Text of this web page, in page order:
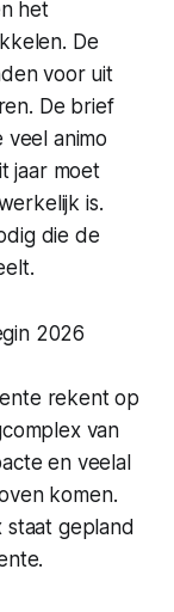
het
De
voor uit
De brief
veel animo
jaar moet
is.
die de
2026
rekent op
van
en veelal
komen.
gepland